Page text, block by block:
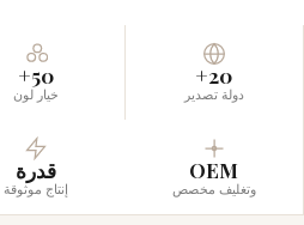
20+
دولة تصدير
50+
خيار لون
OEM
وتغليف مخصص
قدرة
إنتاج موثوقة